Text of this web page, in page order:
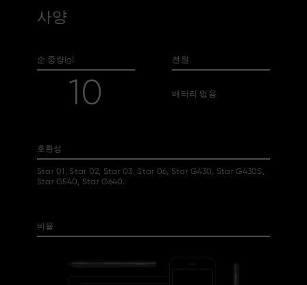
사양
순 중량(g)
10
전원
배터리 없음
호환성
Star 01, Star 02, Star 03, Star 06, Star G430, Star G430S,
Star G540, Star G640.
비율